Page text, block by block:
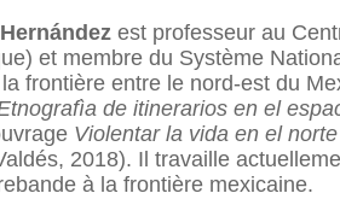
est professeur au
et membre du Système
frontière entre le nord-est du
de itinerarios en el
Violentar la vida en el
2018). Il travaille
à la frontière mexicaine.